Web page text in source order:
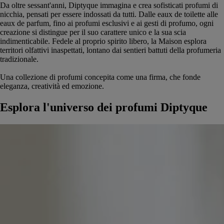
Da oltre sessant'anni, Diptyque immagina e crea sofisticati profumi di
nicchia, pensati per essere indossati da tutti. Dalle eaux de toilette alle
eaux de parfum, fino ai profumi esclusivi e ai gesti di profumo, ogni
creazione si distingue per il suo carattere unico e la sua scia
indimenticabile. Fedele al proprio spirito libero, la Maison esplora
territori olfattivi inaspettati, lontano dai sentieri battuti della profumeria
tradizionale.
Una collezione di profumi concepita come una firma, che fonde
eleganza, creatività ed emozione.
Esplora l'universo dei profumi Diptyque